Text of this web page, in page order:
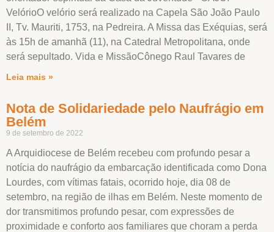
VelórioO velório será realizado na Capela São João Paulo
II, Tv. Mauriti, 1753, na Pedreira. A Missa das Exéquias, será
às 15h de amanhã (11), na Catedral Metropolitana, onde
será sepultado. Vida e MissãoCônego Raul Tavares de
Leia mais »
Nota de Solidariedade pelo Naufrágio em
Belém
9 de setembro de 2022
A Arquidiocese de Belém recebeu com profundo pesar a
notícia do naufrágio da embarcação identificada como Dona
Lourdes, com vítimas fatais, ocorrido hoje, dia 08 de
setembro, na região de ilhas em Belém. Neste momento de
dor transmitimos profundo pesar, com expressões de
proximidade e conforto aos familiares que choram a perda